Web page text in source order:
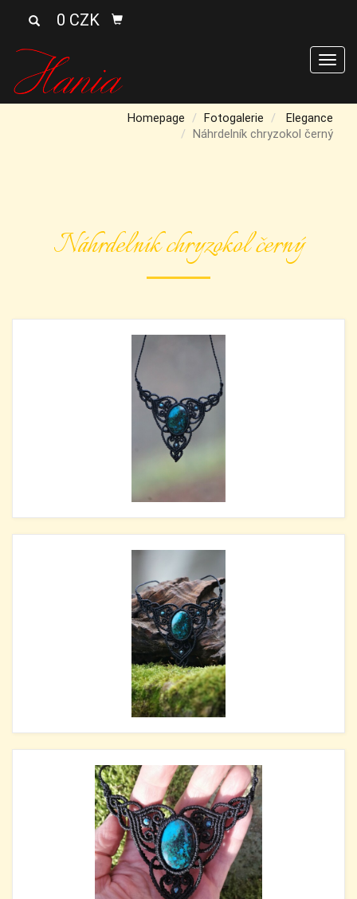
0 CZK
Homepage Fotogalerie
Elegance
Náhrdelník chryzokol černý
Náhrdelník chryzokol černý